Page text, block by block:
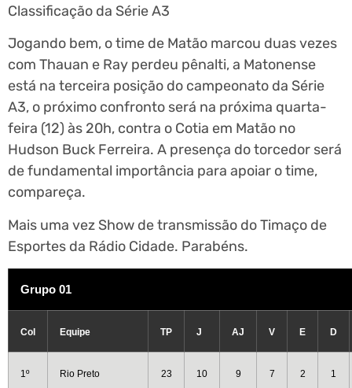
Classificação da Série A3
Jogando bem, o time de Matão marcou duas vezes
com Thauan e Ray perdeu pênalti, a Matonense
está na terceira posição do campeonato da Série
A3, o próximo confronto será na próxima quarta-
feira (12) às 20h, contra o Cotia em Matão no
Hudson Buck Ferreira. A presença do torcedor será
de fundamental importância para apoiar o time,
compareça.
Mais uma vez Show de transmissão do Timaço de
Esportes da Rádio Cidade. Parabéns.
Grupo 01
Col Equipe TP J AJ V E D
1º Rio Preto 23 10 9 7 2 1